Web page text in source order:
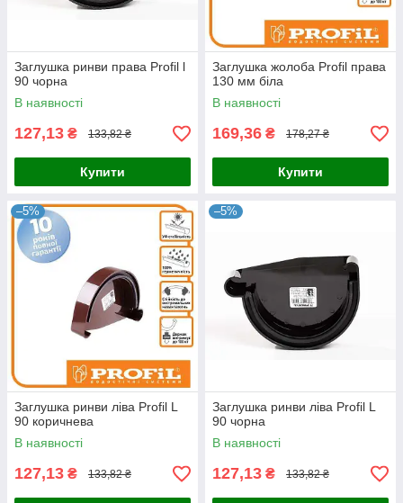
Заглушка ринви права Profil l
90 чорна
В наявності
127,13 ₴ 133,82 ₴
Купити
Заглушка жолоба Profil права
130 мм біла
В наявності
169,36 ₴ 178,27 ₴
Купити
–5%
Заглушка ринви ліва Profil L
90 коричнева
В наявності
127,13 ₴ 133,82 ₴
–5%
Заглушка ринви ліва Profil L
90 чорна
В наявності
127,13 ₴ 133,82 ₴